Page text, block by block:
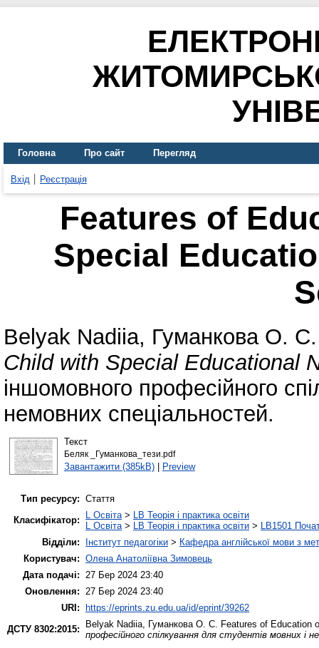
Головна Про сайт Перегляд
Вхід Реєстрація
Features of
Special
Belyak Nadiia, Гуманкова О. С.
Child with Special Educational
іншомовного професійного
немовних спеціальностей.
Текст
Беляк _Гуманкова_тези.pdf
Завантажити (385kB)| Preview
Тип ресурсу: Стаття
Класифікатор:
L Освіта> LB Теорія і практика освіти
L Освіта> LB Теорія і практика освіти > LB1501
Відділи:
Інститут педагогіки > Кафедра англійської мови з
Користувач: Олена Анатоліївна Зимовець
Дата подачі: 27 Бер 2024 23:40
Оновлення: 27 Бер 2024 23:40
URI:
https://eprints.zu.edu.ua/id/eprint/39262
ДСТУ 8302:2015:
Belyak Nadiia, Гуманкова О. С. Features of Education
професійного спілкування для студентів мовних і